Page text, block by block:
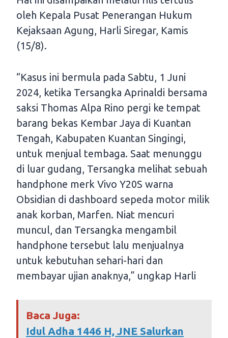
oleh Kepala Pusat Penerangan Hukum
Kejaksaan Agung, Harli Siregar, Kamis
(15/8).
“Kasus ini bermula pada Sabtu, 1 Juni
2024, ketika Tersangka Aprinaldi bersama
saksi Thomas Alpa Rino pergi ke tempat
barang bekas Kembar Jaya di Kuantan
Tengah, Kabupaten Kuantan Singingi,
untuk menjual tembaga. Saat menunggu
di luar gudang, Tersangka melihat sebuah
handphone merk Vivo Y20S warna
Obsidian di dashboard sepeda motor milik
anak korban, Marfen. Niat mencuri
muncul, dan Tersangka mengambil
handphone tersebut lalu menjualnya
untuk kebutuhan sehari-hari dan
membayar ujian anaknya,” ungkap Harli
Baca Juga:
Idul Adha 1446 H, JNE Salurkan